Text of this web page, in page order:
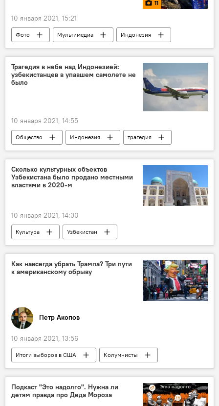
11
10 января 2021, 15:21
Фото Мультимедиа
Индонезия
крушение самолета
самолет
трагедия
погибшие
Авиакатастрофа
Трагедия в небе над Индонезией:
узбекистанцев в упавшем самолете не
было
10 января 2021, 14:55
Общество Индонезия
трагедия
крушение самолета
самолет
Сколько культурных объектов
Узбекистана было продано местными
властями в 2020-м
10 января 2021, 14:30
Культура
Узбекистан
культурное наследие
Продажа
Как навсегда убрать Трампа? Три пути
к американскому обрыву
Петр Акопов
10 января 2021, 13:56
Итоги выборов в США
Колумнисты
Дональд Трамп
Президентские выборы в США
протесты
Президент
Подкаст "Это надолго". Нужна ли
детям правда про Деда Мороза